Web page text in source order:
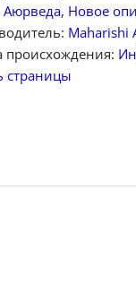
Аюрведа, Новое
Maharishi
происхождения:
страницы